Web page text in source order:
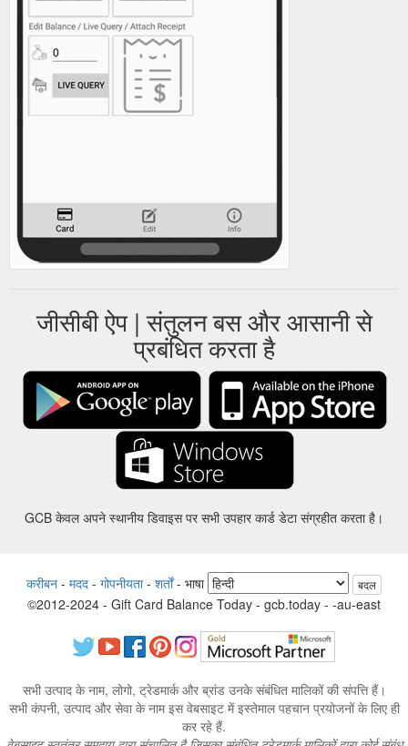
जीसीबी ऐप | संतुलन बस और आसानी से
प्रबंधित करता है
GCB केवल अपने स्थानीय डिवाइस पर सभी उपहार कार्ड डेटा संग्रहीत करता है।
करीबन - मदद - गोपनीयता- शर्तों- भाषा बदल
©2012-2024 - Gift Card Balance Today - gcb.today - -au-east
सभी उत्पाद के नाम, लोगो, ट्रेडमार्क और ब्रांड उनके संबंधित मालिकों की संपत्ति हैं।
सभी कंपनी, उत्पाद और सेवा के नाम इस वेबसाइट में इस्तेमाल पहचान प्रयोजनों के लिए ही
कर रहे हैं.